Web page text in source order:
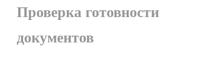
Проверка готовности
документов